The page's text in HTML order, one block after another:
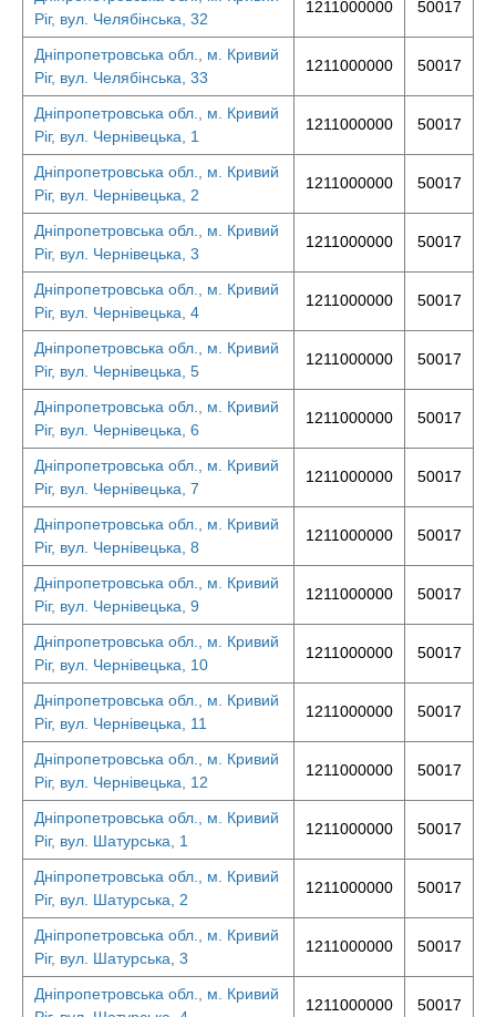
Ріг, вул. Челябінська, 32
1211000000 50017
Дніпропетровська обл., м. Кривий
Ріг, вул. Челябінська, 33
1211000000 50017
Дніпропетровська обл., м. Кривий
Ріг, вул. Чернівецька, 1
1211000000 50017
Дніпропетровська обл., м. Кривий
Ріг, вул. Чернівецька, 2
1211000000 50017
Дніпропетровська обл., м. Кривий
Ріг, вул. Чернівецька, 3
1211000000 50017
Дніпропетровська обл., м. Кривий
Ріг, вул. Чернівецька, 4
1211000000 50017
Дніпропетровська обл., м. Кривий
Ріг, вул. Чернівецька, 5
1211000000 50017
Дніпропетровська обл., м. Кривий
Ріг, вул. Чернівецька, 6
1211000000 50017
Дніпропетровська обл., м. Кривий
Ріг, вул. Чернівецька, 7
1211000000 50017
Дніпропетровська обл., м. Кривий
Ріг, вул. Чернівецька, 8
1211000000 50017
Дніпропетровська обл., м. Кривий
Ріг, вул. Чернівецька, 9
1211000000 50017
Дніпропетровська обл., м. Кривий
Ріг, вул. Чернівецька, 10
1211000000 50017
Дніпропетровська обл., м. Кривий
Ріг, вул. Чернівецька, 11
1211000000 50017
Дніпропетровська обл., м. Кривий
Ріг, вул. Чернівецька, 12
1211000000 50017
Дніпропетровська обл., м. Кривий
Ріг, вул. Шатурська, 1
1211000000 50017
Дніпропетровська обл., м. Кривий
Ріг, вул. Шатурська, 2
1211000000 50017
Дніпропетровська обл., м. Кривий
Ріг, вул. Шатурська, 3
1211000000 50017
Дніпропетровська обл., м. Кривий
1211000000 50017